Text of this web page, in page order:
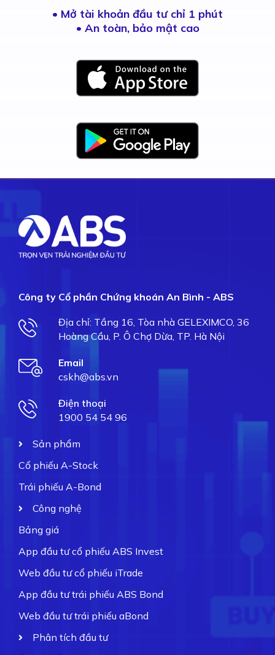
• Mở tài khoản đầu tư chỉ 1 phút
• An toàn, bảo mật cao
Công ty Cổ phần Chứng khoán An Bình - ABS
Địa chỉ: Tầng 16, Tòa nhà GELEXIMCO, 36
Hoàng Cầu, P. Ô Chợ Dừa, TP. Hà Nội
Email
cskh@abs.vn
Điện thoại
1900 54 54 96
Sản phẩm
Cổ phiếu A-Stock
Trái phiếu A-Bond
Công nghệ
Bảng giá
App đầu tư cổ phiếu ABS Invest
Web đầu tư cổ phiếu iTrade
App đầu tư trái phiếu ABS Bond
Web đầu tư trái phiếu aBond
Phân tích đầu tư